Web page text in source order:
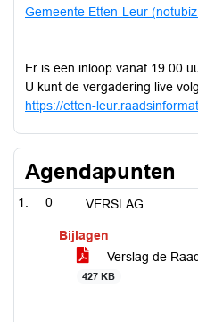
Gemeente Etten-Leur
Er is een inloop vanaf 19.00
U kunt de vergadering live
https://etten-
Agendapunten
0 VERSLAG
Bijlagen
Verslag de
427 KB